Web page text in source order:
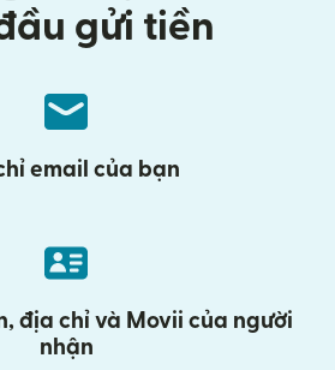
gửi tiền
email của bạn
địa chỉ và Movii của người
nhận